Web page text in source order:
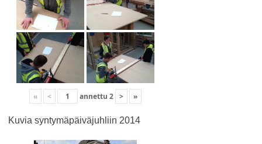
« < annettu 2 > »
Kuvia syntymäpäiväjuhliin 2014